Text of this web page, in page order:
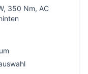
350 Nm, AC